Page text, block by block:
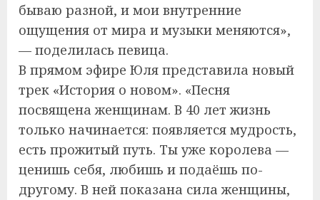
бываю разной, и мои внутренние
ощущения от мира и музыки меняются»,
— поделилась певица.
В прямом эфире Юля представила новый
трек «История о новом». «Песня
посвящена женщинам. В 40 лет жизнь
только начинается: появляется мудрость,
есть прожитый путь. Ты уже королева —
ценишь себя, любишь и подаёшь по-
другому. В ней показана сила женщины,